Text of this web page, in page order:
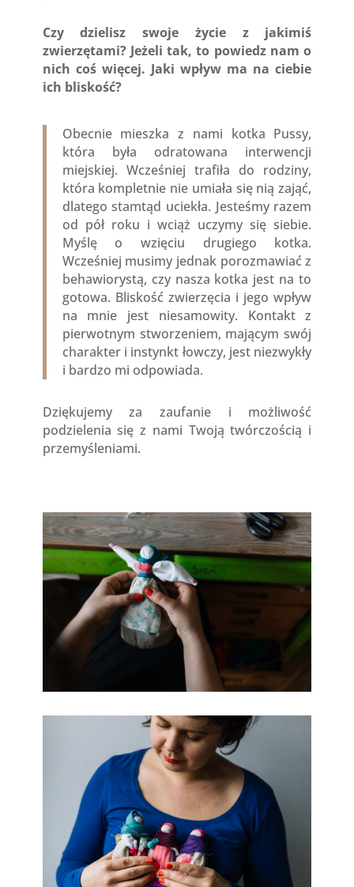
Czy dzielisz swoje życie z jakimiś
zwierzętami? Jeżeli tak, to powiedz nam o
nich coś więcej. Jaki wpływ ma na ciebie
ich bliskość?
Obecnie mieszka z nami kotka Pussy,
która była odratowana interwencji
miejskiej. Wcześniej trafiła do rodziny,
która kompletnie nie umiała się nią zająć,
dlatego stamtąd uciekła. Jesteśmy razem
od pół roku i wciąż uczymy się siebie.
Myślę o wzięciu drugiego kotka.
Wcześniej musimy jednak porozmawiać z
behawiorystą, czy nasza kotka jest na to
gotowa. Bliskość zwierzęcia i jego wpływ
na mnie jest niesamowity. Kontakt z
pierwotnym stworzeniem, mającym swój
charakter i instynkt łowczy, jest niezwykły
i bardzo mi odpowiada.
Dziękujemy za zaufanie i możliwość
podzielenia się z nami Twoją twórczością i
przemyśleniami.